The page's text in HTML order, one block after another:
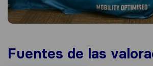
Fuentes de las